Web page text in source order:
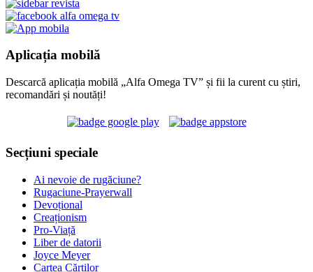
Aplicația mobilă
Descarcă aplicația mobilă „Alfa Omega TV” și fii la curent cu știri,
recomandări și noutăți!
Secțiuni speciale
Ai nevoie de rugăciune?
Rugaciune-Prayerwall
Devoțional
Creaționism
Pro-Viață
Liber de datorii
Joyce Meyer
Cartea Cărților